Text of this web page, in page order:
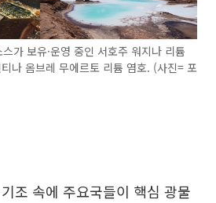
가 보유·운영 중인 서호주 워지나 리튬
나 옴브레 무에르토 리튬 염호. (사진= 포
조 속에 주요국들이 핵심 광물